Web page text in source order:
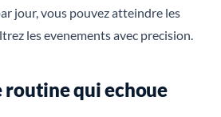
jour, vous pouvez atteindre les
les evenements avec precision.
routine qui echoue